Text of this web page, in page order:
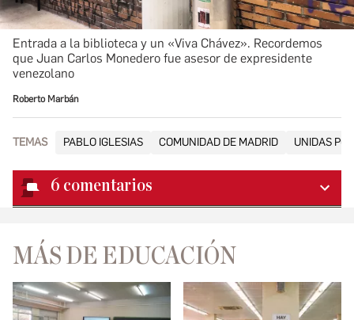
Entrada a la biblioteca y un «Viva Chávez». Recordemos
que Juan Carlos Monedero fue asesor de expresidente
venezolano
Roberto Marbán
TEMAS PABLO IGLESIAS COMUNIDAD DE MADRID UNIDAS
6 comentarios
MÁS DE EDUCACIÓN